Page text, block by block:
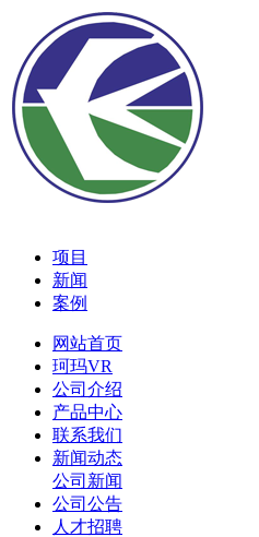
项目
新闻
案例
网站首页
珂玛VR
公司介绍
产品中心
联系我们
新闻动态
公司新闻
公司公告
人才招聘